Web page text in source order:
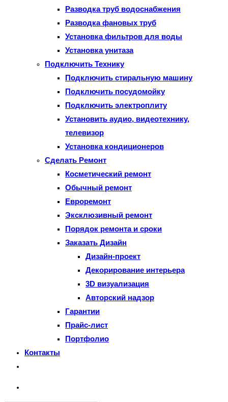
Разводка труб водоснабжения
Разводка фановых труб
Установка фильтров для воды
Установка унитаза
Подключить Технику
Подключить стиральную машину
Подключить посудомойку
Подключить электроплиту
Установить аудио, видеотехнику,
телевизор
Установка кондиционеров
Сделать Ремонт
Косметический ремонт
Обычный ремонт
Евроремонт
Эксклюзивный ремонт
Порядок ремонта и сроки
Заказать Дизайн
Дизайн-проект
Декорирование интерьера
3D визуализация
Авторский надзор
Гарантии
Прайс-лист
Портфолио
Контакты